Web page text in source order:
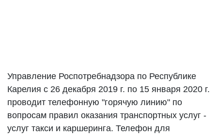
Управление Роспотребнадзора по Республике
Карелия с 26 декабря 2019 г. по 15 января 2020 г.
проводит телефонную "горячую линию" по
вопросам правил оказания транспортных услуг -
услуг такси и каршеринга. Телефон для